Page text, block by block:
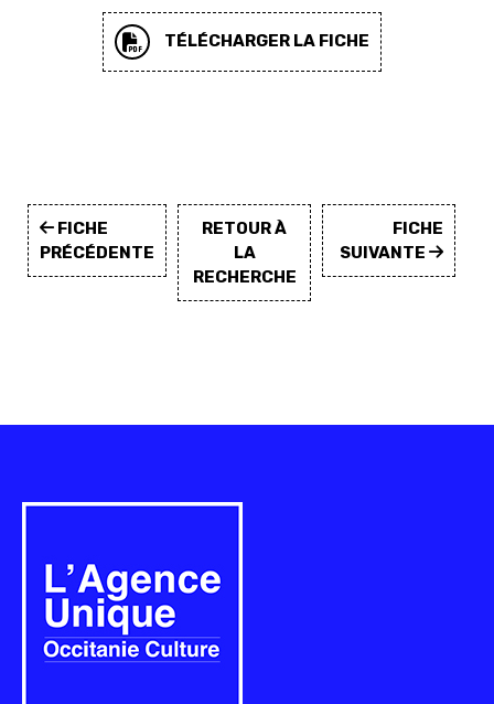
TÉLÉCHARGER LA FICHE
FICHE
PRÉCÉDENTE
RETOUR À
LA
RECHERCHE
FICHE
SUIVANTE